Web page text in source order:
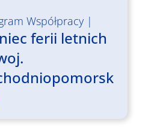
Współpracy|
ferii letnich